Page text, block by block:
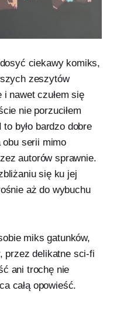
ciekawy komiks,
zeszytów
i nawet czułem się
nie porzuciłem
było bardzo dobre
serii mimo
autorów sprawnie.
się ku jej
aż do wybuchu
miks gatunków,
przez delikatne sci-fi
ani trochę nie
całą opowieść.